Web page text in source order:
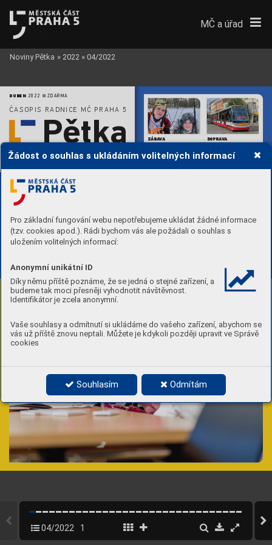
Žádost o souhlas s ukládáním volitelných informací
Pro základní fungování webu nepotřebujeme ukládat žádné informace
(tzv. cookies apod.). Rádi bychom vás ale požádali o souhlas s
uložením volitelných informací:
Anonymní unikátní ID
Díky němu příště poznáme, že se jedná o stejné zařízení, a
budeme tak moci přesněji vyhodnotit návštěvnost.
Identifikátor je zcela anonymní.
Vaše souhlasy a odmítnutí si ukládáme do vašeho zařízení, abychom se
vás už příště znovu neptali. Můžete je kdykoli později upravit ve Správě
cookies
Souhlasím Odmítám
DUBEN 2022 ZDARMA
ČASOPIS RADNICE MČ PRAHA 5
Pětka
www.pr aha5.cz
ZÁBAVA
Pohádkový les míří
se sněhovou královnou
a dalšími postavami
DOPRAVA
Tramvajový provoz
u Anděla. Cestující musí
počítat s komplikacemi
. 15
Více na str. 8
POMOC,
JAK MÁ BÝT
MČ a úřad
Noviny Pětka » 2022 » 04/2022
04/2022 1